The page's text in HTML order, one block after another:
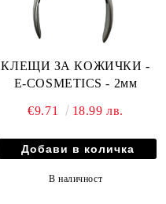
КЛЕЩИ ЗА КОЖИЧКИ -
E-COSMETICS - 2мм
€9.71 18.99 лв.
В наличност